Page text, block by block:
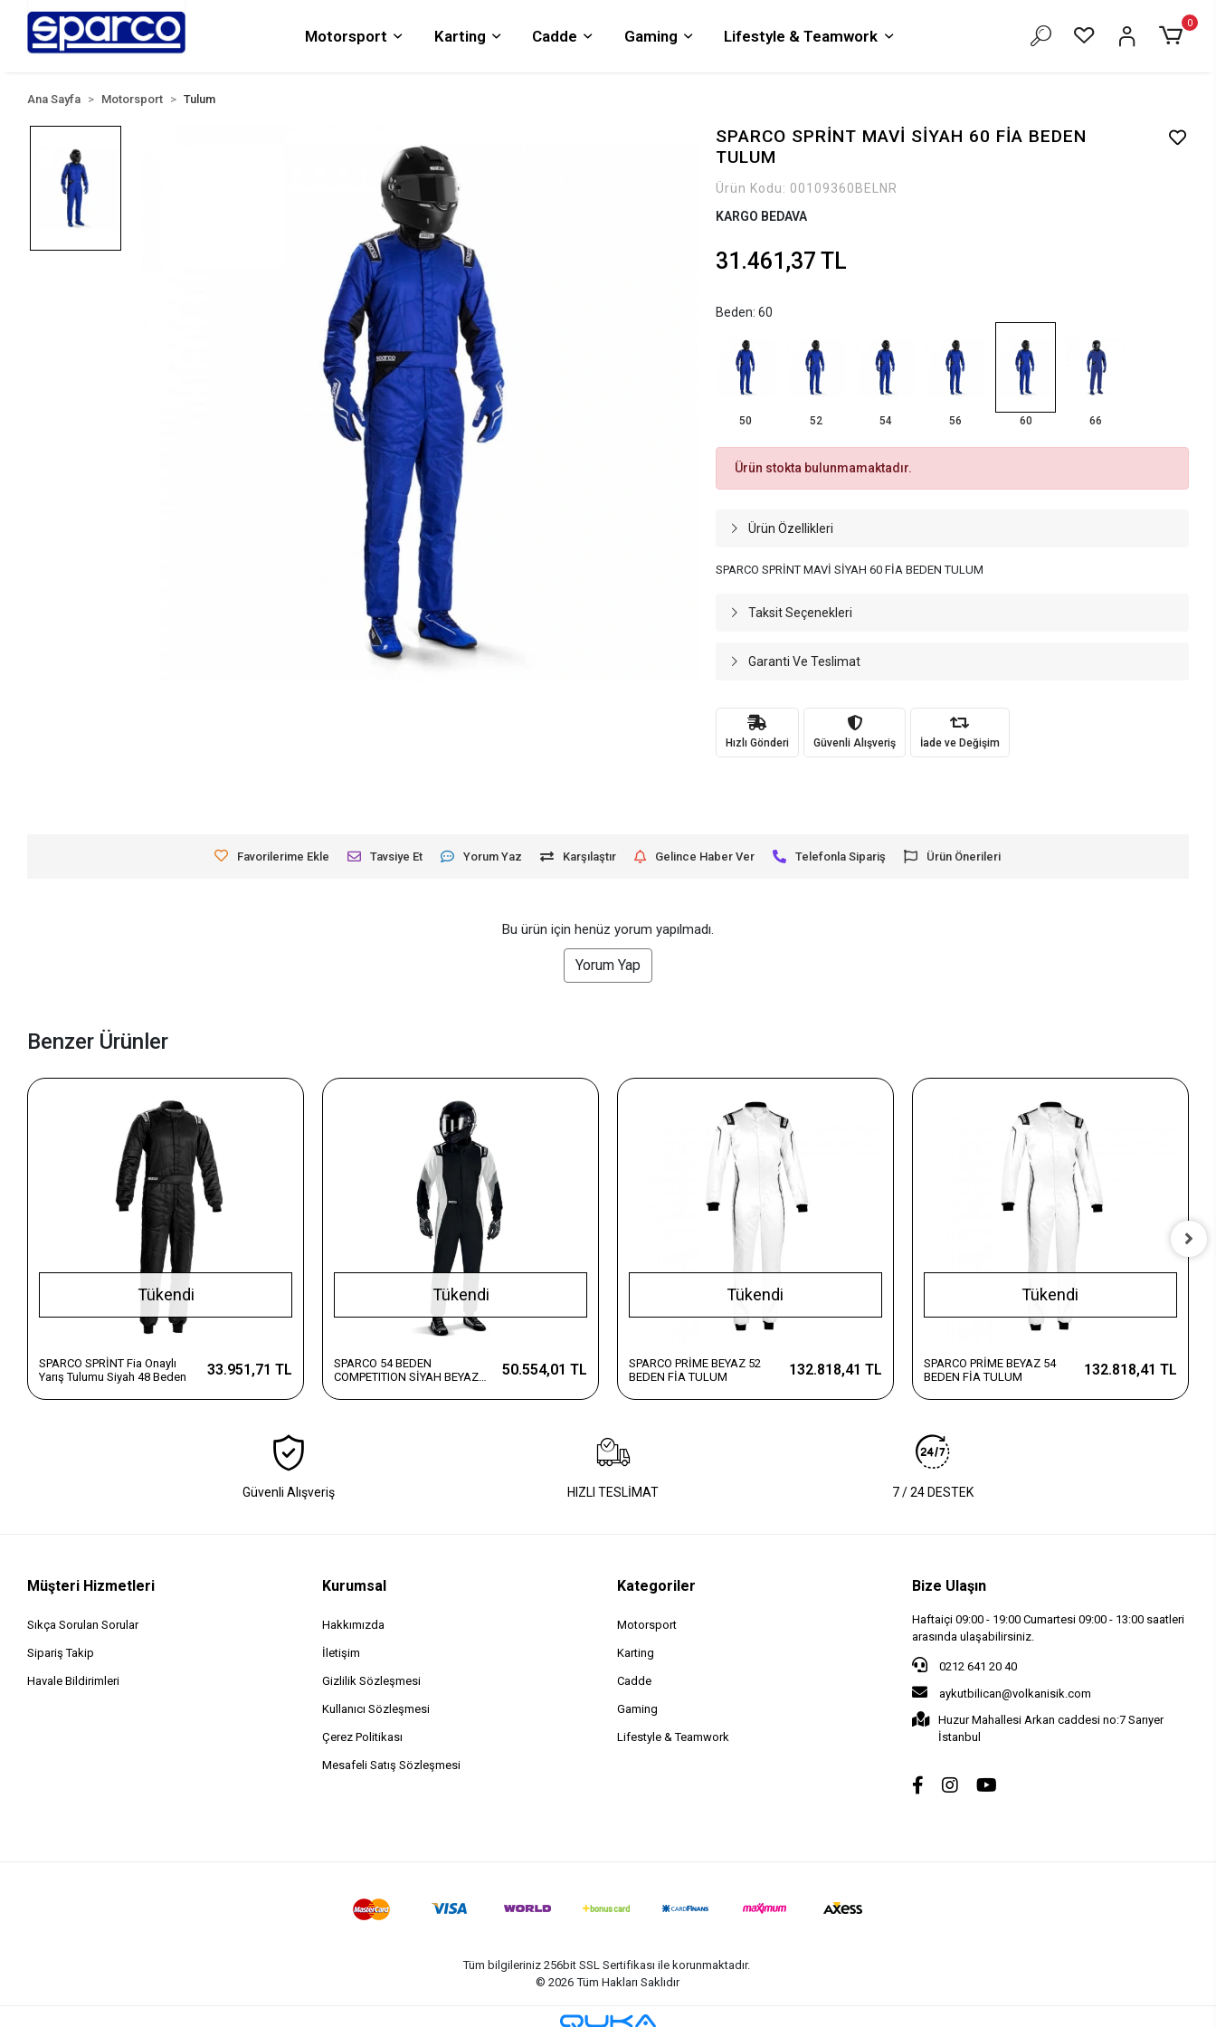
Motorsport Karting Cadde Gaming Lifestyle & Teamwork
0
Ana Sayfa Motorsport Tulum
SPARCO SPRİNT MAVİ SİYAH 60 FİA BEDEN
TULUM
Ürün Kodu: 00109360BELNR
KARGO BEDAVA
31.461,37 TL
Beden: 60
50 52 54 56 60 66
Ürün stokta bulunmamaktadır.
Ürün Özellikleri
SPARCO SPRİNT MAVİ SİYAH 60 FİA BEDEN TULUM
Taksit Seçenekleri
Garanti Ve Teslimat
Hızlı Gönderi Güvenli Alışveriş İade ve Değişim
Favorilerime Ekle Tavsiye Et Yorum Yaz Karşılaştır Gelince Haber Ver Telefonla Sipariş Ürün Önerileri
Bu ürün için henüz yorum yapılmadı.
Yorum Yap
Benzer Ürünler
Tükendi
SPARCO SPRİNT Fia Onaylı
Yarış Tulumu Siyah 48 Beden
33.951,71 TL
Tükendi
SPARCO 54 BEDEN
COMPETITION SİYAH BEYAZ
50.554,01 TL
Tükendi
SPARCO PRİME BEYAZ 52
BEDEN FİA TULUM
132.818,41 TL
Tükendi
SPARCO PRİME BEYAZ 54
BEDEN FİA TULUM
132.818,41 TL
Güvenli Alışveriş HIZLI TESLİMAT 7 / 24 DESTEK
Müşteri Hizmetleri
Sıkça Sorulan Sorular
Sipariş Takip
Havale Bildirimleri
Kurumsal
Hakkımızda
İletişim
Gizlilik Sözleşmesi
Kullanıcı Sözleşmesi
Çerez Politikası
Mesafeli Satış Sözleşmesi
Kategoriler
Motorsport
Karting
Cadde
Gaming
Lifestyle & Teamwork
Bize Ulaşın
Haftaiçi 09:00 - 19:00 Cumartesi 09:00 - 13:00 saatleri
arasında ulaşabilirsiniz.
0212 641 20 40
aykutbilican@volkanisik.com
Huzur Mahallesi Arkan caddesi no:7 Sarıyer
İstanbul
Tüm bilgileriniz 256bit SSL Sertifikası ile korunmaktadır.
©2026Tüm Hakları Saklıdır